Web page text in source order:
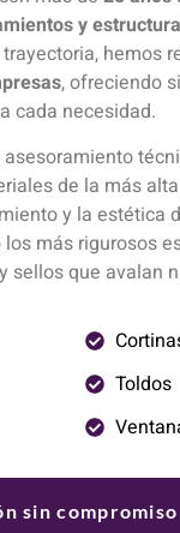
y
hemos
, ofreciendo
cada necesidad.
de la más
y la estética
más rigurosos
sellos que avalan
Toldos
sin compromiso